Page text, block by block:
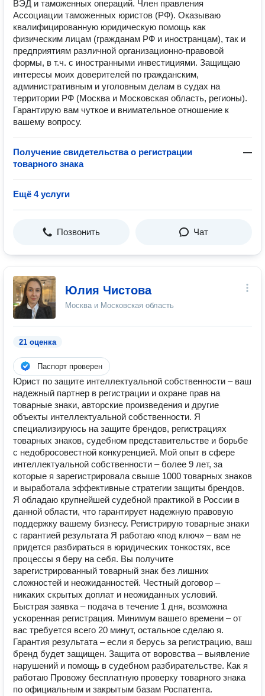
ВЭД и таможенных операций. Член правления
Ассоциации таможенных юристов (РФ). Оказываю
квалифицированную юридическую помощь как
физическим лицам (гражданам РФ и иностранцам), так и
предприятиям различной организационно-правовой
формы, в т.ч. с иностранными инвестициями. Защищаю
интересы моих доверителей по гражданским,
административным и уголовным делам в судах на
территории РФ (Москва и Московская область, регионы).
Гарантирую вам чуткое и внимательное отношение к
вашему вопросу.
Получение свидетельства о регистрации
товарного знака
—
Ещё 4 услуги
Позвонить Чат
Юлия Чистова
Москва и Московская область
21 оценка
Паспорт проверен
Юрист по защите интеллектуальной собственности – ваш
надежный партнер в регистрации и охране прав на
товарные знаки, авторские произведения и другие
объекты интеллектуальной собственности. Я
специализируюсь на защите брендов, регистрациях
товарных знаков, судебном представительстве и борьбе
с недобросовестной конкуренцией. Мой опыт в сфере
интеллектуальной собственности – более 9 лет, за
которые я зарегистрировала свыше 1000 товарных знаков
и выработала эффективные стратегии защиты брендов.
Я обладаю крупнейшей судебной практикой в России в
данной области, что гарантирует надежную правовую
поддержку вашему бизнесу. Регистрирую товарные знаки
с гарантией результата Я работаю «под ключ» – вам не
придется разбираться в юридических тонкостях, все
процессы я беру на себя. Вы получите
зарегистрированный товарный знак без лишних
сложностей и неожиданностей. Честный договор –
никаких скрытых доплат и неожиданных условий.
Быстрая заявка – подача в течение 1 дня, возможна
ускоренная регистрация. Минимум вашего времени – от
вас требуется всего 20 минут, остальное сделаю я.
Гарантия результата – если я берусь за регистрацию, ваш
бренд будет защищен. Защита от воровства – выявление
нарушений и помощь в судебном разбирательстве. Как я
работаю Провожу бесплатную проверку товарного знака
по официальным и закрытым базам Роспатента.